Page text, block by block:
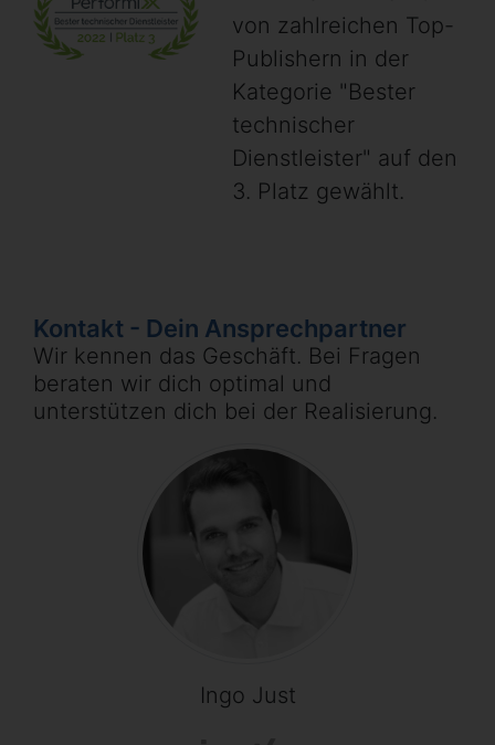
von zahlreichen Top-
Publishern in der
Kategorie "Bester
technischer
Dienstleister" auf den
3. Platz gewählt.
Kontakt - Dein Ansprechpartner
Wir kennen das Geschäft. Bei Fragen
beraten wir dich optimal und
unterstützen dich bei der Realisierung.
Ingo Just